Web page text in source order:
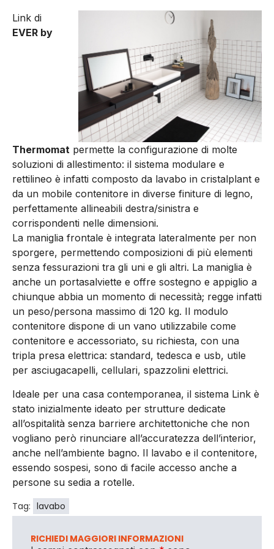
Link di
EVER by
Thermomat permette la configurazione di molte
soluzioni di allestimento: il sistema modulare e
rettilineo è infatti composto da lavabo in cristalplant e
da un mobile contenitore in diverse finiture di legno,
perfettamente allineabili destra/sinistra e
corrispondenti nelle dimensioni.
La maniglia frontale è integrata lateralmente per non
sporgere, permettendo composizioni di più elementi
senza fessurazioni tra gli uni e gli altri. La maniglia è
anche un portasalviette e offre sostegno e appiglio a
chiunque abbia un momento di necessità; regge infatti
un peso/persona massimo di 120 kg. Il modulo
contenitore dispone di un vano utilizzabile come
contenitore e accessoriato, su richiesta, con una
tripla presa elettrica: standard, tedesca e usb, utile
per asciugacapelli, cellulari, spazzolini elettrici.
Ideale per una casa contemporanea, il sistema Link è
stato inizialmente ideato per strutture dedicate
all’ospitalità senza barriere architettoniche che non
vogliano però rinunciare all’accuratezza dell’interior,
anche nell’ambiente bagno. Il lavabo e il contenitore,
essendo sospesi, sono di facile accesso anche a
persone su sedia a rotelle.
Tag: lavabo
RICHIEDI MAGGIORI INFORMAZIONI